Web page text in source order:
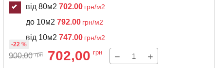
від 80м2 702.00 грн/м2
до 10м2 792.00 грн/м2
від 10м2 747.00 грн/м2
900,00 грн 702,00 грн
-22 %
− +